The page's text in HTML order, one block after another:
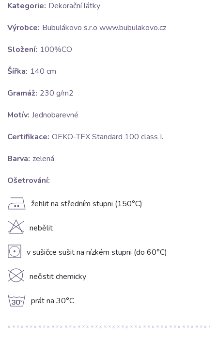
Kategorie: Dekorační látky
Výrobce: Bubulákovo s.r.o www.bubulakovo.cz
Složení: 100%CO
Šířka: 140 cm
Gramáž: 230 g/m2
Motív: Jednobarevné
Certifikace: OEKO-TEX Standard 100 class I.
Barva: zelená
Ošetrování:
E žehlit na středním stupni (150°C)
H nebělit
V v sušičce sušit na nízkém stupni (do 60°C)
K nečistit chemicky
g prát na 30°C